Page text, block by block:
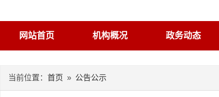
网站首页 机构概况 政务动态
当前位置： 首页 » 公告公示